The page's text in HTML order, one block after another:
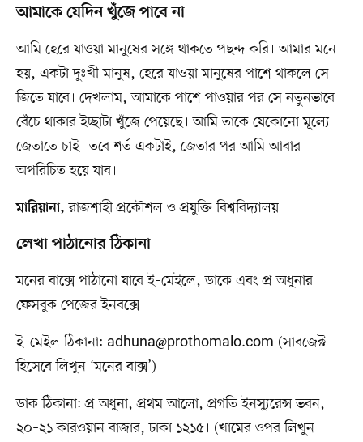
আমাকে যেদিন খুঁজে পাবে না
আমি হেরে যাওয়া মানুষের সঙ্গে থাকতে পছন্দ করি। আমার মনে
হয়, একটা দুঃখী মানুষ, হেরে যাওয়া মানুষের পাশে থাকলে সে
জিতে যাবে। দেখলাম, আমাকে পাশে পাওয়ার পর সে নতুনভাবে
বেঁচে থাকার ইচ্ছাটা খুঁজে পেয়েছে। আমি তাকে যেকোনো মূল্যে
জেতাতে চাই। তবে শর্ত একটাই, জেতার পর আমি আবার
অপরিচিত হয়ে যাব।
মারিয়ানা, রাজশাহী প্রকৌশল ও প্রযুক্তি বিশ্ববিদ্যালয়
লেখা পাঠানোর ঠিকানা
মনের বাক্সে পাঠানো যাবে ই–মেইলে, ডাকে এবং প্র অধুনার
ফেসবুক পেজের ইনবক্সে।
ই–মেইল ঠিকানা: adhuna@prothomalo.com (সাবজেক্ট
হিসেবে লিখুন ‘মনের বাক্স’)
ডাক ঠিকানা: প্র অধুনা, প্রথম আলো, প্রগতি ইনস্যুরেন্স ভবন,
২০–২১ কারওয়ান বাজার, ঢাকা ১২১৫। (খামের ওপর লিখুন